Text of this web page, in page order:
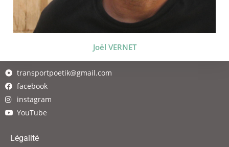
Joël VERNET
transportpoetik@gmail.com
facebook
instagram
YouTube
Légalité